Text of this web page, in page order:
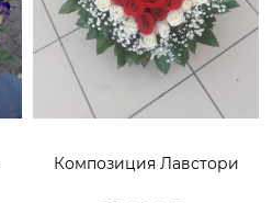
Композиция Лавстори